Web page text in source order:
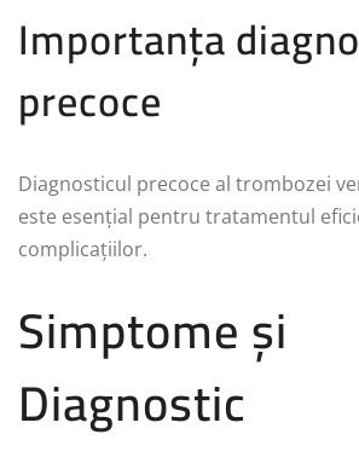
Importanța
precoce
Diagnosticul precoce al trombozei
este esențial pentru tratamentul
complicațiilor.
Simptome și
Diagnostic